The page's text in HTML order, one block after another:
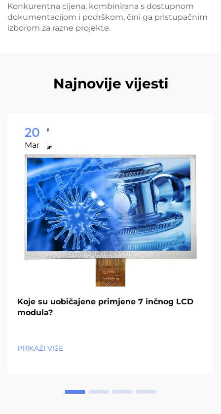
Konkurentna cijena, kombinirana s dostupnom
dokumentacijom i podrškom, čini ga pristupačnim
izborom za razne projekte.
Najnovije vijesti
20
Mar
Koje su uobičajene primjene 7 inčnog LCD
modula?
PRIKAŽI VIŠE